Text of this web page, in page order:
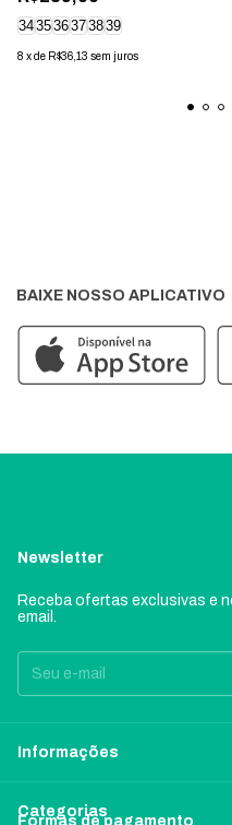
343536373839
8 xde R$36,13 sem juros
BAIXE NOSSO APLICATIVO
Newsletter
Receba ofertas exclusivas e
email.
Informações
Categorias
Formas de pagamento